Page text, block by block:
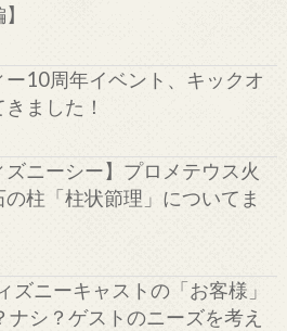
ー10周年イベント、キックオ
ました！
ズニーシー】プロメテウス火
柱「柱状節理」についてま
ズニーキャストの「お客様」
ナシ？ゲストのニーズを考え